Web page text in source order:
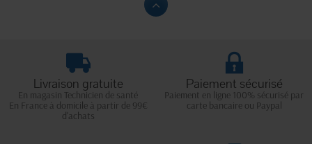
Livraison gratuite
En magasin Technicien de santé
En France à domicile à partir de 99€
d'achats
Paiement sécurisé
Paiement en ligne 100% sécurisé par
carte bancaire ou Paypal